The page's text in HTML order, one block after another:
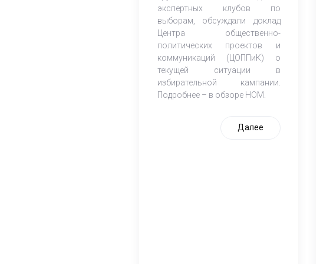
экспертных клубов по
выборам, обсуждали доклад
Центра общественно-
политических проектов и
коммуникаций (ЦОППиК) о
текущей ситуации в
избирательной кампании.
Подробнее – в обзоре НОМ.
Далее